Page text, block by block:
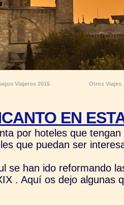
Viajeros 2015 Otros Viajes
EN
por hoteles que
que puedan ser
se han ido reformando
. Aquí os dejo algunas